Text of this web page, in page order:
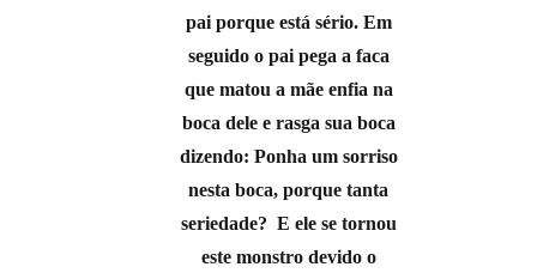
pai porque está sério. Em
seguido o pai pega a faca
que matou a mãe enfia na
boca dele e rasga sua boca
dizendo: Ponha um sorriso
nesta boca, porque tanta
seriedade? E ele se tornou
este monstro devido o